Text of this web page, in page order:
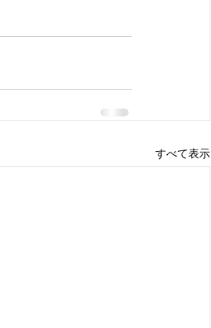
すべて表示